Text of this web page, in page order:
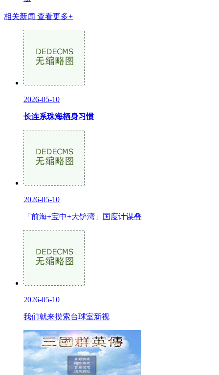
相关新闻 查看更多+
2026-05-10
长连系珠海栖身习惯
2026-05-10
「前海+宝中+大铲湾」国度计谋叠
2026-05-10
我们就来摸索台球室新视